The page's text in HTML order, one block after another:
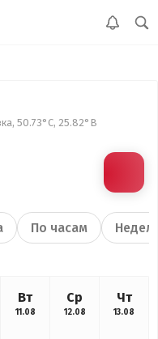
50.73°С, 25.82°В
По часам
Вт
11.08
Ср
12.08
Чт
13.08